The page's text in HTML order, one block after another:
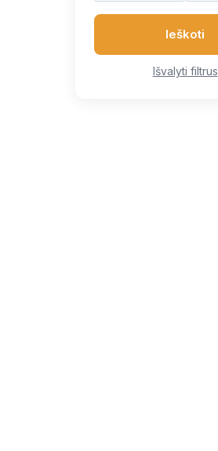
Ieškoti
Išvalyti filtrus